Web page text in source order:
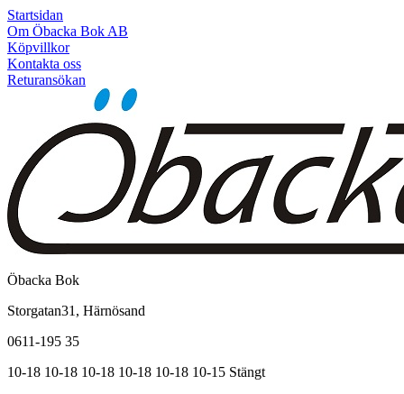
Startsidan
Om Öbacka Bok AB
Köpvillkor
Kontakta oss
Returansökan
Öbacka Bok
Storgatan31, Härnösand
0611-195 35
10-18 10-18 10-18 10-18 10-18 10-15 Stängt